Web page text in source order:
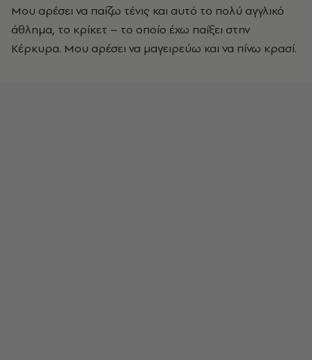
Μου αρέσει να παίζω τένις και αυτό το πολύ αγγλικό
άθλημα, το κρίκετ – το οποίο έχω παίξει στην
Κέρκυρα. Μου αρέσει να μαγειρεύω και να πίνω κρασί.